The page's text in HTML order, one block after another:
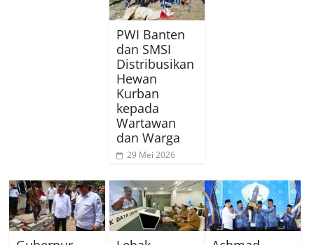
PWI Banten
dan SMSI
Distribusikan
Hewan
Kurban
kepada
Wartawan
dan Warga
29 Mei 2026